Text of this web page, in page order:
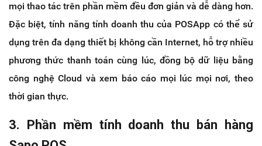
mọi thao tác trên phần mềm đều đơn giản và dễ dàng hơn.
Đặc biệt, tính năng tính doanh thu của POSApp có thể sử
dụng trên đa dạng thiết bị không cần Internet, hỗ trợ nhiều
phương thức thanh toán cùng lúc, đồng bộ dữ liệu bằng
công nghệ Cloud và xem báo cáo mọi lúc mọi nơi, theo
thời gian thực.
3. Phần mềm tính doanh thu bán hàng